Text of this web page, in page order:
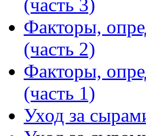
(часть 3)
Факторы,
(часть 2)
Факторы,
(часть 1)
Уход за